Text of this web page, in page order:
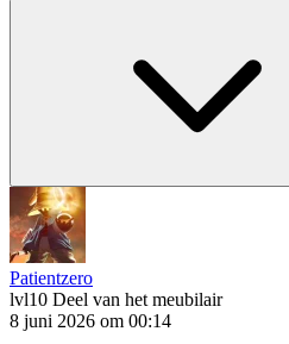
Patientzero
lvl10 Deel van het meubilair
8 juni 2026 om 00:14